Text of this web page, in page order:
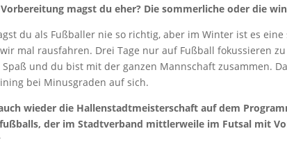
magst du eher? Die sommerliche oder die
du als Fußballer nie so richtig, aber im Winter ist es eine
mal rausfahren. Drei Tage nur auf Fußball fokussieren
und du bist mit der ganzen Mannschaft zusammen.
bei Minusgraden auf sich.
wieder die Hallenstadtmeisterschaft auf dem
der im Stadtverband mittlerweile im Futsal mit